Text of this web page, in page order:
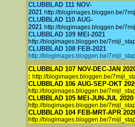
CLUBBLAD 111 NOV-
2021 http://blogimages.bloggen.be/
CLUBBLAD 110 AUG-
2021 http://blogimages.bloggen.be/
CLUBBLAD 109 MEI-2021
http://blogimages.bloggen.be/
CLUBBLAD 108 FEB-2021
http://blogimages.bloggen.be/
CLUBBLAD 107 NOV-DEC-JAN
: http://blogimages.bloggen.be/
CLUBBLAD 106 AUG-SEP-OKT
http://blogimages.bloggen.be/
CLUBBLAD 105 MEI-JUN-JUL 2020
http://blogimages.bloggen.be/
CLUBBLAD 104 FEB-MRT-APR
http://blogimages.bloggen.be/